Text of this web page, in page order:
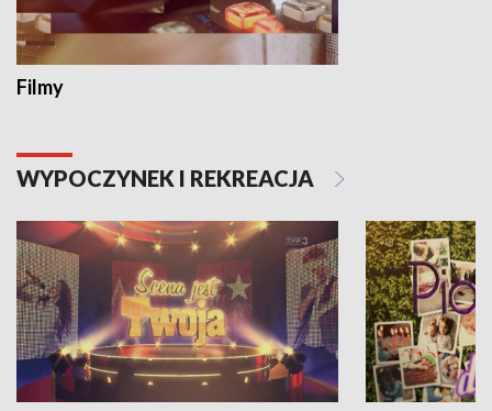
Filmy
WYPOCZYNEK I REKREACJA